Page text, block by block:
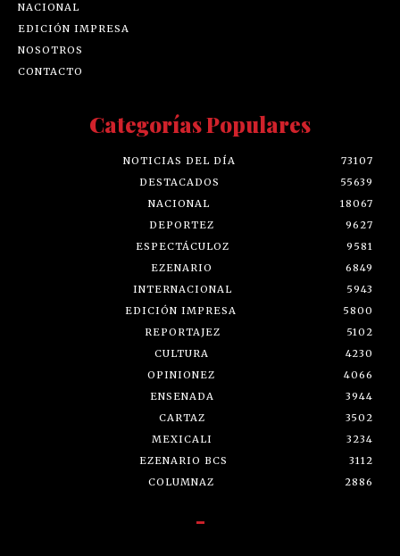
NACIONAL
EDICIÓN IMPRESA
NOSOTROS
CONTACTO
Categorías Populares
NOTICIAS DEL DÍA
73107
DESTACADOS
55639
NACIONAL
18067
DEPORTEZ
9627
ESPECTÁCULOZ
9581
EZENARIO
6849
INTERNACIONAL
5943
EDICIÓN IMPRESA
5800
REPORTAJEZ
5102
CULTURA
4230
OPINIONEZ
4066
ENSENADA
3944
CARTAZ
3502
MEXICALI
3234
EZENARIO BCS
3112
COLUMNAZ
2886
-